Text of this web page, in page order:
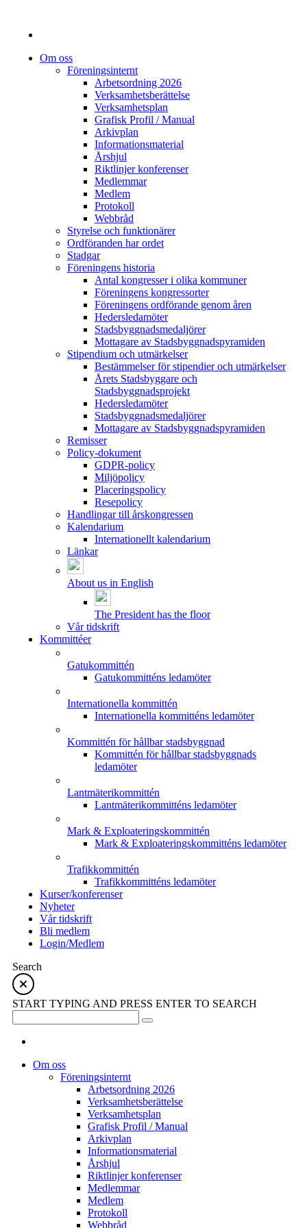
Om oss
Föreningsinternt
Arbetsordning 2026
Verksamhetsberättelse
Verksamhetsplan
Grafisk Profil / Manual
Arkivplan
Informationsmaterial
Årshjul
Riktlinjer konferenser
Medlemmar
Medlem
Protokoll
Webbråd
Styrelse och funktionärer
Ordföranden har ordet
Stadgar
Föreningens historia
Antal kongresser i olika kommuner
Föreningens kongressorter
Föreningens ordförande genom åren
Hedersledamöter
Stadsbyggnadsmedaljörer
Mottagare av Stadsbyggnadspyramiden
Stipendium och utmärkelser
Bestämmelser för stipendier och utmärkelser
Årets Stadsbyggare och
Stadsbyggnadsprojekt
Hedersledamöter
Stadsbyggnadsmedaljörer
Mottagare av Stadsbyggnadspyramiden
Remisser
Policy-dokument
GDPR-policy
Miljöpolicy
Placeringspolicy
Resepolicy
Handlingar till årskongressen
Kalendarium
Internationellt kalendarium
Länkar
About us in English
The President has the floor
Vår tidskrift
Kommittéer
Gatukommittén
Gatukommitténs ledamöter
Internationella kommittén
Internationella kommitténs ledamöter
Kommittén för hållbar stadsbyggnad
Kommittén för hållbar stadsbyggnads
ledamöter
Lantmäterikommittén
Lantmäterikommitténs ledamöter
Mark & Exploateringskommittén
Mark & Exploateringskommitténs ledamöter
Trafikkommittén
Trafikkommitténs ledamöter
Kurser/konferenser
Nyheter
Vår tidskrift
Bli medlem
Login/Medlem
Search
START TYPING AND PRESS ENTER TO SEARCH
Om oss
Föreningsinternt
Arbetsordning 2026
Verksamhetsberättelse
Verksamhetsplan
Grafisk Profil / Manual
Arkivplan
Informationsmaterial
Årshjul
Riktlinjer konferenser
Medlemmar
Medlem
Protokoll
Webbråd